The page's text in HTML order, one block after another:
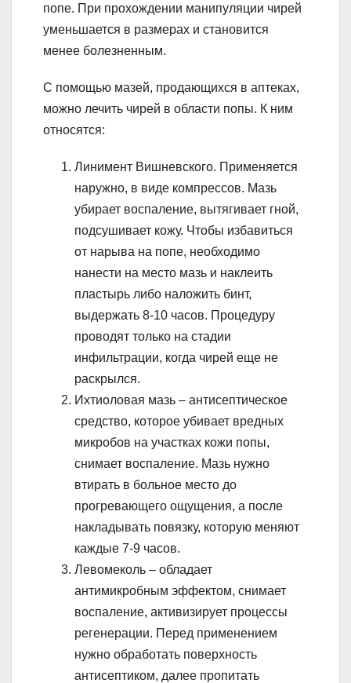
попе. При прохождении манипуляции чирей
уменьшается в размерах и становится
менее болезненным.
С помощью мазей, продающихся в аптеках,
можно лечить чирей в области попы. К ним
относятся:
Линимент Вишневского. Применяется
наружно, в виде компрессов. Мазь
убирает воспаление, вытягивает гной,
подсушивает кожу. Чтобы избавиться
от нарыва на попе, необходимо
нанести на место мазь и наклеить
пластырь либо наложить бинт,
выдержать 8-10 часов. Процедуру
проводят только на стадии
инфильтрации, когда чирей еще не
раскрылся.
Ихтиоловая мазь – антисептическое
средство, которое убивает вредных
микробов на участках кожи попы,
снимает воспаление. Мазь нужно
втирать в больное место до
прогревающего ощущения, а после
накладывать повязку, которую меняют
каждые 7-9 часов.
Левомеколь – обладает
антимикробным эффектом, снимает
воспаление, активизирует процессы
регенерации. Перед применением
нужно обработать поверхность
антисептиком, далее пропитать